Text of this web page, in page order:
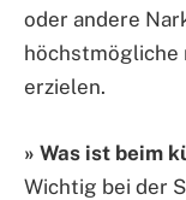
oder andere
höchstmögliche
erzielen.
» Was ist beim
Wichtig bei der